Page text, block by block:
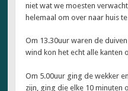
niet wat we moesten
helemaal om over naar huis
Om 13.30uur waren de
wind kon het echt alle kanten
Om 5.00uur ging de wekker
zijn, ging die elke 10 minuten